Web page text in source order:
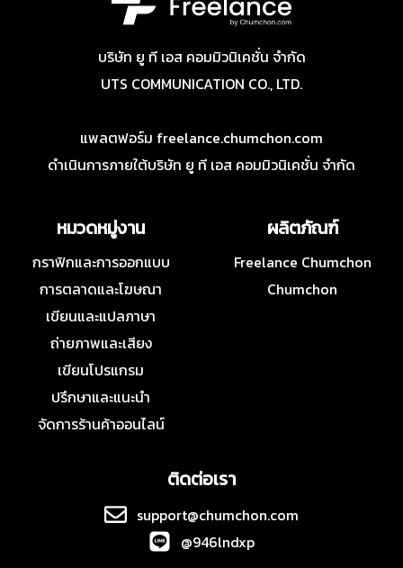
บริษัท ยู ที เอส คอมมิวนิเคชั่น จำกัด
UTS COMMUNICATION CO., LTD.
แพลตฟอร์ม freelance.chumchon.com
ดำเนินการภายใต้บริษัท ยู ที เอส คอมมิวนิเคชั่น จำกัด
หมวดหมู่งาน
กราฟิกและการออกแบบ
การตลาดและโฆษณา
เขียนและแปลภาษา
ถ่ายภาพและเสียง
เขียนโปรแกรม
ปรึกษาและแนะนำ
จัดการร้านค้าออนไลน์
ผลิตภัณฑ์
Freelance Chumchon
Chumchon
ติดต่อเรา
support@chumchon.com
@946lndxp